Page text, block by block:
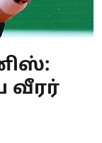
வீரர்